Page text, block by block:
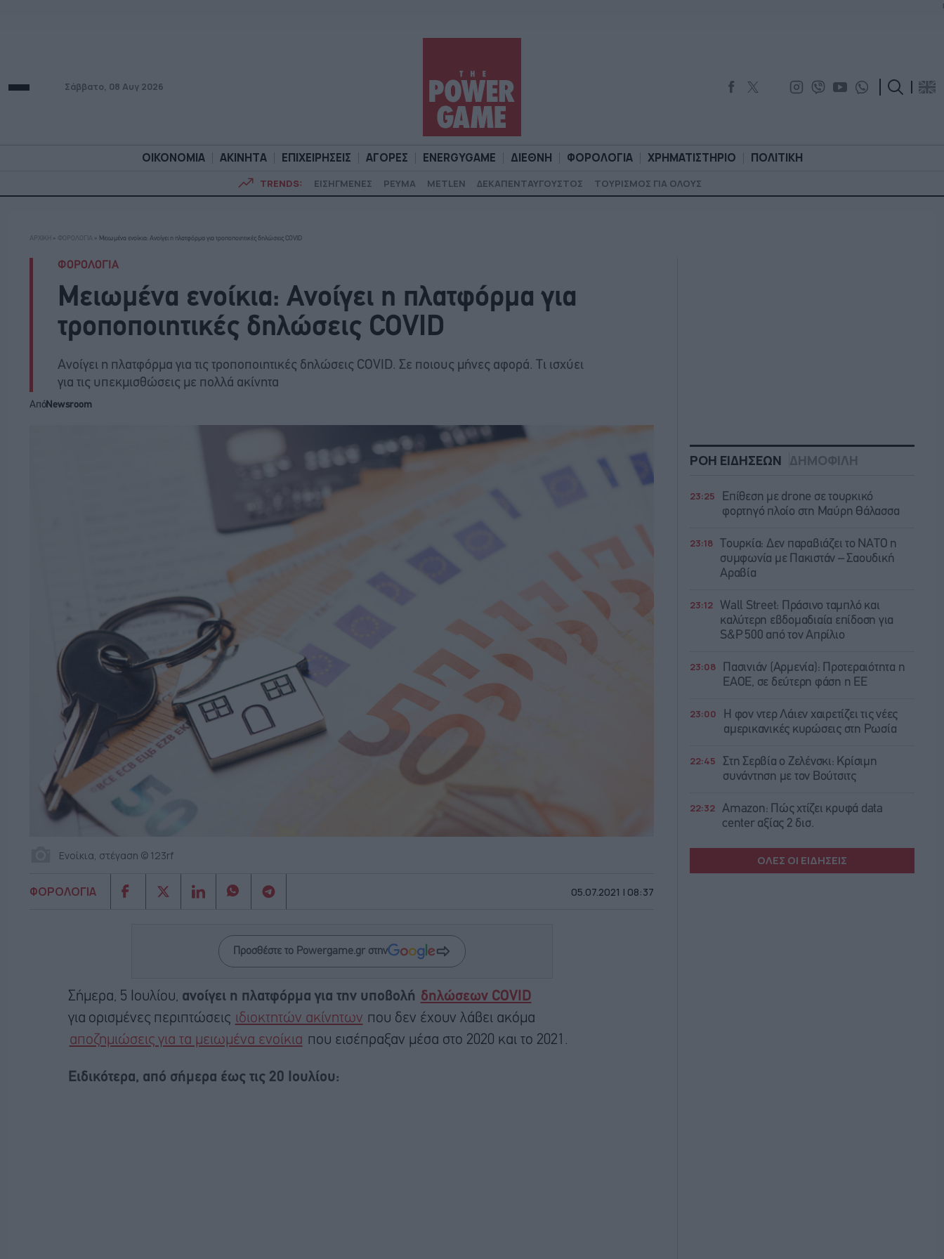
Σάββατο, 08 Αυγ 2026
ΟΙΚΟΝΟΜΙΑ ΑΚΙΝΗΤΑ ΕΠΙΧΕΙΡΗΣΕΙΣ ΑΓΟΡΕΣ ENERGYGAME ΔΙΕΘΝΗ ΦΟΡΟΛΟΓΙΑ ΧΡΗΜΑΤΙΣΤΗΡΙΟ ΠΟΛΙΤΙΚΗ
TRENDS: ΕΙΣΗΓΜΕΝΕΣ ΡΕΥΜΑ METLEN ΔΕΚΑΠΕΝΤΑΥΓΟΥΣΤΟΣ ΤΟΥΡΙΣΜΟΣ ΓΙΑ ΟΛΟΥΣ
ΟΙΚΟΝΟΜΙΑ ΑΚΙΝΗΤΑ
ΑΡΧΙΚΗ » ΦΟΡΟΛΟΓΙΑ » Μειωμένα ενοίκια: Ανοίγει η πλατφόρμα για τροποποιητικές δηλώσεις COVID
ΦΟΡΟΛΟΓΙΑ
Μειωμένα ενοίκια: Ανοίγει η πλατφόρμα για
τροποποιητικές δηλώσεις COVID
Ανοίγει η πλατφόρμα για τις τροποποιητικές δηλώσεις COVID. Σε ποιους μήνες αφορά. Τι ισχύει
για τις υπεκμισθώσεις με πολλά ακίνητα
ΑπόNewsroom
Ενοίκια, στέγαση © 123rf
ΦΟΡΟΛΟΓΙΑ 05.07.2021 | 08:37
Προσθέστε το Powergame.gr στην
Σήμερα, 5 Ιουλίου, ανοίγει η πλατφόρμα για την υποβολή δηλώσεων COVID
για ορισμένες περιπτώσεις ιδιοκτητών ακίνητων που δεν έχουν λάβει ακόμα
αποζημιώσεις για τα μειωμένα ενοίκια που εισέπραξαν μέσα στο 2020 και το 2021.
Ειδικότερα, από σήμερα έως τις 20 Ιουλίου:
ΡΟΗ ΕΙΔΗΣΕΩΝ ΔΗΜΟΦΙΛΗ
23:25
Επίθεση με drone σε τουρκικό
φορτηγό πλοίο στη Μαύρη Θάλασσα
23:18
Τουρκία: Δεν παραβιάζει το ΝΑΤΟ η
συμφωνία με Πακιστάν – Σαουδική
Αραβία
23:12
Wall Street: Πράσινο ταμπλό και
καλύτερη εβδομαδιαία επίδοση για
S&P 500 από τον Απρίλιο
23:08
Πασινιάν (Αρμενία): Προτεραιότητα η
ΕΑΟΕ, σε δεύτερη φάση η ΕΕ
23:00
Η φον ντερ Λάιεν χαιρετίζει τις νέες
αμερικανικές κυρώσεις στη Ρωσία
22:45
Στη Σερβία ο Ζελένσκι: Κρίσιμη
συνάντηση με τον Βούτσιτς
22:32 Amazon: Πώς χτίζει κρυφά data
center αξίας 2 δισ.
ΟΛΕΣ ΟΙ ΕΙΔΗΣΕΙΣ